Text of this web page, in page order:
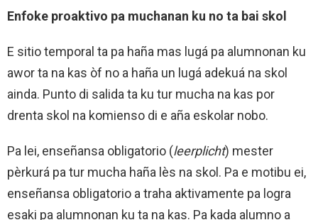
Enfoke proaktivo pa muchanan ku no ta bai skol
E sitio temporal ta pa haña mas lugá pa alumnonan ku
awor ta na kas òf no a haña un lugá adekuá na skol
ainda. Punto di salida ta ku tur mucha na kas por
drenta skol na komienso di e aña eskolar nobo.
Pa lei, enseñansa obligatorio (leerplicht) mester
pèrkurá pa tur mucha haña lès na skol. Pa e motibu ei,
enseñansa obligatorio a traha aktivamente pa logra
esaki pa alumnonan ku ta na kas. Pa kada alumno a